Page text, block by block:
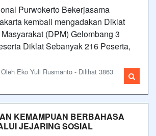
Purwokerto Bekerjasama
kembali mengadakan Diklat
(DPM) Gelombang 3
Diklat Sebanyak 216 Peserta,
Eko Yuli Rusmanto - Dilihat 3863
KEMAMPUAN BERBAHASA
JEJARING SOSIAL